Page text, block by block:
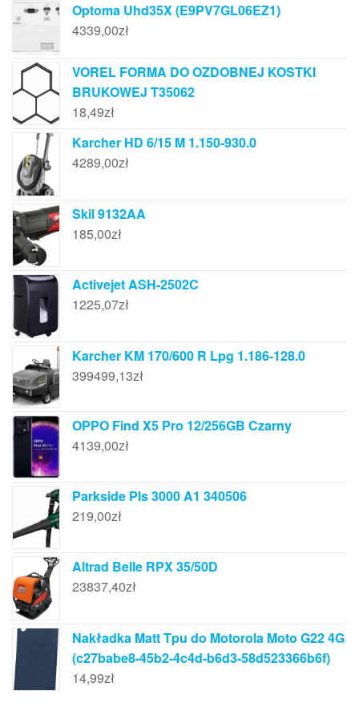
Optoma Uhd35X (E9PV7GL06EZ1)
4339,00zł
VOREL FORMA DO OZDOBNEJ KOSTKI
BRUKOWEJ T35062
18,49zł
Karcher HD 6/15 M 1.150-930.0
4289,00zł
Skil 9132AA
185,00zł
Activejet ASH-2502C
1225,07zł
Karcher KM 170/600 R Lpg 1.186-128.0
399499,13zł
OPPO Find X5 Pro 12/256GB Czarny
4139,00zł
Parkside Pls 3000 A1 340506
219,00zł
Altrad Belle RPX 35/50D
23837,40zł
Nakładka Matt Tpu do Motorola Moto G22 4G
(c27babe8-45b2-4c4d-b6d3-58d523366b6f)
14,99zł